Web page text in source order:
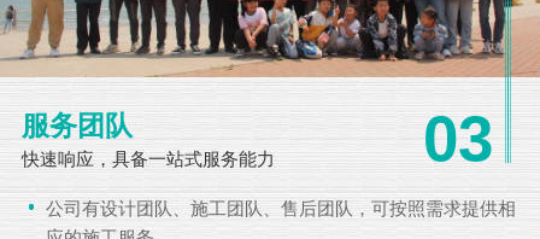
服务团队
快速响应，具备一站式服务能力 03
公司有设计团队、施工团队、售后团队，可按照需求提供相